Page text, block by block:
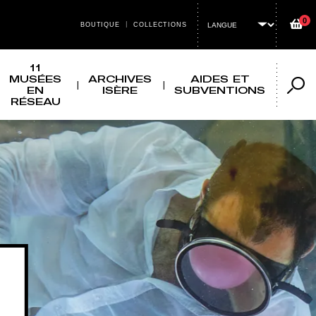
MENU HEADER TOP
BOUTIQUE COLLECTIONS Panier
0
11
MUSÉES
EN
RÉSEAU
ARCHIVES
ISÈRE
AIDES ET
SUBVENTIONS